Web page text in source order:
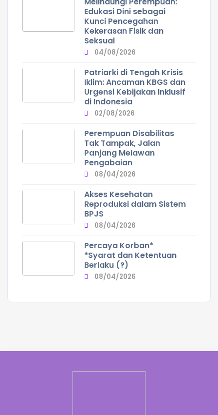
Edukasi Dini sebagai
Kunci Pencegahan
Kekerasan Fisik dan
Seksual
04/08/2026
Patriarki di Tengah Krisis
Iklim: Ancaman KBGS dan
Urgensi Kebijakan Inklusif
di Indonesia
02/08/2026
Perempuan Disabilitas
Tak Tampak, Jalan
Panjang Melawan
Pengabaian
08/04/2026
Akses Kesehatan
Reproduksi dalam Sistem
BPJS
08/04/2026
Percaya Korban*
*Syarat dan Ketentuan
Berlaku (?)
08/04/2026